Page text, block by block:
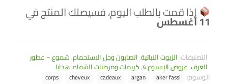
إذا قمت بالطلب اليوم، فسيصلك المنتج في
11 أغسطس
التصنيفات: الزيوت النباتية,الصابون وجل الاستحمام,شموع – عطور
الغرف,عروض الإسبوع 4 ,كريمات ومرطبات الشفاه,هدايا
الوسوم:
aker fassi
argan
cadeaux
cheveux
corps